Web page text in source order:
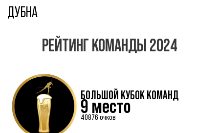
ДУБНА
РЕЙТИНГ КОМАНДЫ 2024
БОЛЬШОЙ КУБОК КОМАНД
9 место
40876 очков